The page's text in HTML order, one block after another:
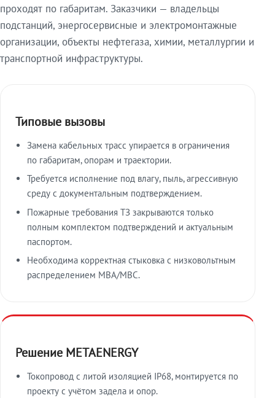
проходят по габаритам. Заказчики — владельцы
подстанций, энергосервисные и электромонтажные
организации, объекты нефтегаза, химии, металлургии и
транспортной инфраструктуры.
Типовые вызовы
Замена кабельных трасс упирается в ограничения
по габаритам, опорам и траектории.
Требуется исполнение под влагу, пыль, агрессивную
среду с документальным подтверждением.
Пожарные требования ТЗ закрываются только
полным комплектом подтверждений и актуальным
паспортом.
Необходима корректная стыковка с низковольтным
распределением МВА/МВС.
Решение METAENERGY
Токопровод с литой изоляцией IP68, монтируется по
проекту с учётом задела и опор.